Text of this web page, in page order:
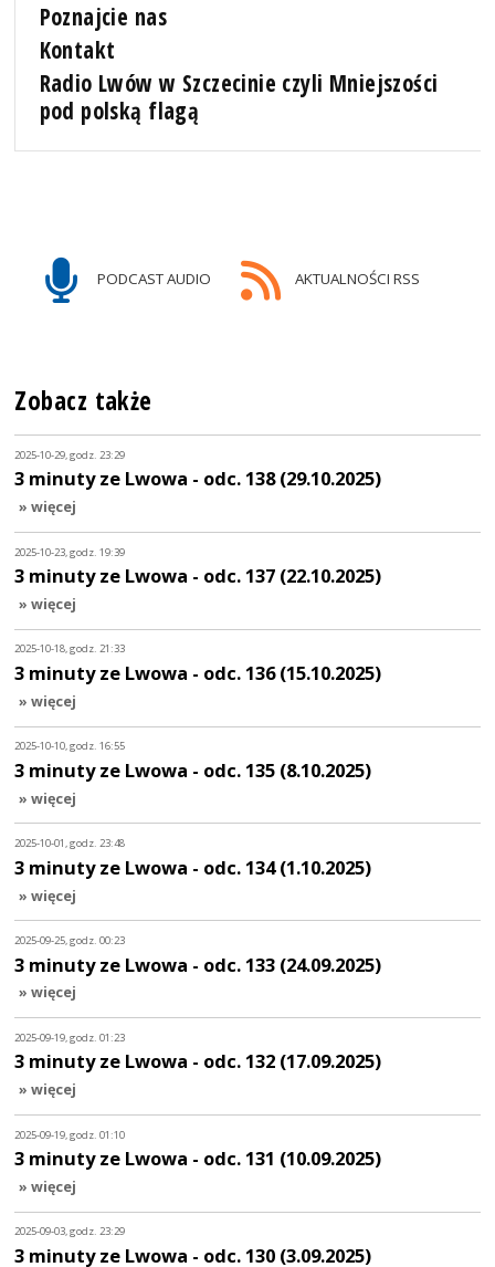
Poznajcie nas
Kontakt
Radio Lwów w Szczecinie czyli Mniejszości
pod polską flagą
PODCAST AUDIO AKTUALNOŚCI RSS
Zobacz także
2025-10-29, godz. 23:29
3 minuty ze Lwowa - odc. 138 (29.10.2025)
» więcej
2025-10-23, godz. 19:39
3 minuty ze Lwowa - odc. 137 (22.10.2025)
» więcej
2025-10-18, godz. 21:33
3 minuty ze Lwowa - odc. 136 (15.10.2025)
» więcej
2025-10-10, godz. 16:55
3 minuty ze Lwowa - odc. 135 (8.10.2025)
» więcej
2025-10-01, godz. 23:48
3 minuty ze Lwowa - odc. 134 (1.10.2025)
» więcej
2025-09-25, godz. 00:23
3 minuty ze Lwowa - odc. 133 (24.09.2025)
» więcej
2025-09-19, godz. 01:23
3 minuty ze Lwowa - odc. 132 (17.09.2025)
» więcej
2025-09-19, godz. 01:10
3 minuty ze Lwowa - odc. 131 (10.09.2025)
» więcej
2025-09-03, godz. 23:29
3 minuty ze Lwowa - odc. 130 (3.09.2025)